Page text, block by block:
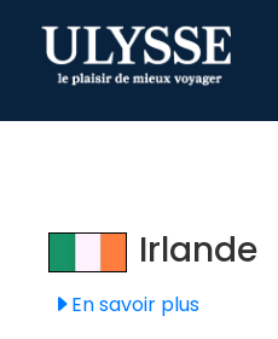
TEST
Irlande
En savoir plus